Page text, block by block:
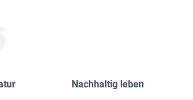
Nachhaltig leben